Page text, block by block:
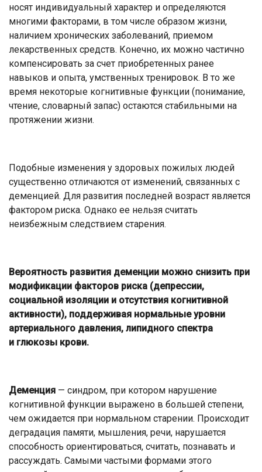
носят индивидуальный характер и определяются
многими факторами, в том числе образом жизни,
наличием хронических заболеваний, приемом
лекарственных средств. Конечно, их можно частично
компенсировать за счет приобретенных ранее
навыков и опыта, умственных тренировок. В то же
время некоторые когнитивные функции (понимание,
чтение, словарный запас) остаются стабильными на
протяжении жизни.
Подобные изменения у здоровых пожилых людей
существенно отличаются от изменений, связанных с
деменцией. Для развития последней возраст является
фактором риска. Однако ее нельзя считать
неизбежным следствием старения.
Вероятность развития деменции можно снизить при
модификации факторов риска (депрессии,
социальной изоляции и отсутствия когнитивной
активности), поддерживая нормальные уровни
артериального давления, липидного спектра
и глюкозы крови.
Деменция — синдром, при котором нарушение
когнитивной функции выражено в большей степени,
чем ожидается при нормальном старении. Происходит
деградация памяти, мышления, речи, нарушается
способность ориентироваться, считать, познавать и
рассуждать. Самыми частыми формами этого